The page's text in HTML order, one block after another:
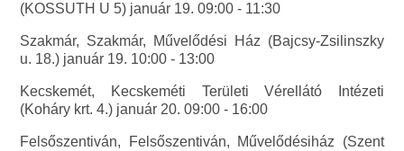
(KOSSUTH U 5) január 19. 09:00 - 11:30
Szakmár, Szakmár, Művelődési Ház (Bajcsy-Zsilinszky
u. 18.) január 19. 10:00 - 13:00
Kecskemét, Kecskeméti Területi Vérellátó Intézeti
(Koháry krt. 4.) január 20. 09:00 - 16:00
Felsőszentiván, Felsőszentiván, Művelődésiház (Szent